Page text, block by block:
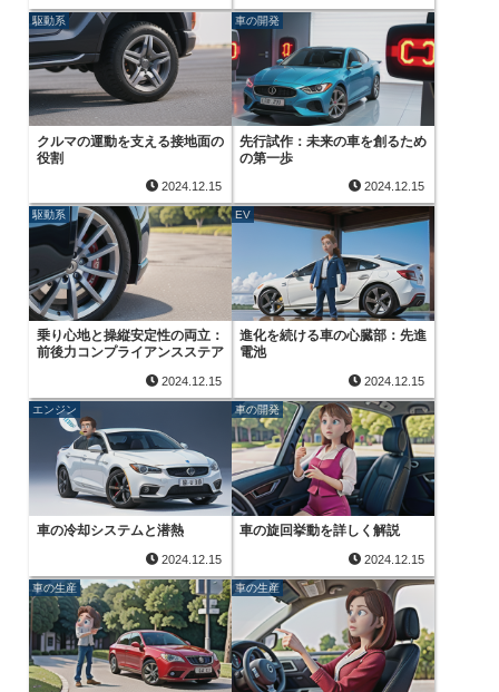
駆動系
クルマの運動を支える接地面の
役割
2024.12.15
車の開発
先行試作：未来の車を創るため
の第一歩
2024.12.15
駆動系
乗り心地と操縦安定性の両立：
前後力コンプライアンスステア
2024.12.15
EV
進化を続ける車の心臓部：先進
電池
2024.12.15
エンジン
車の冷却システムと潜熱
2024.12.15
車の開発
車の旋回挙動を詳しく解説
2024.12.15
車の生産 車の生産